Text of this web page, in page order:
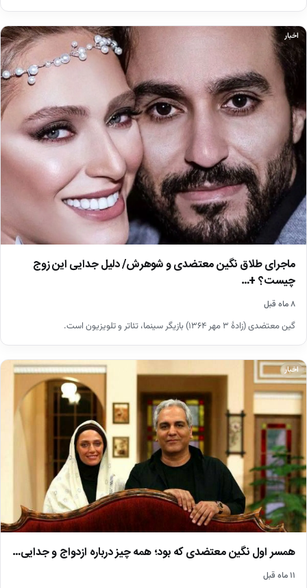
اخبار
ماجرای طلاق نگین معتضدی و شوهرش/ دلیل جدایی این زوج
چیست؟ +…
۸ ماه قبل
گین معتضدی (زادهٔ ۳ مهر ۱۳۶۴) بازیگر سینما، تئاتر و تلویزیون است.
اخبار
همسر اول نگین معتضدی که بود؛ همه چیز درباره ازدواج و جدایی…
۱۱ ماه قبل